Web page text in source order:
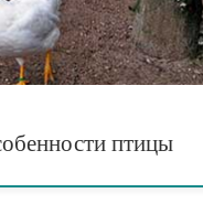
отличают птиц от других
птицы